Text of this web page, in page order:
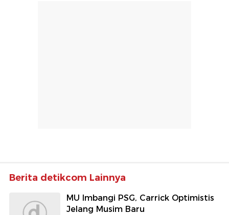
Berita detikcom Lainnya
MU Imbangi PSG, Carrick Optimistis
Jelang Musim Baru